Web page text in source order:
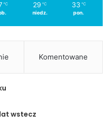
℃ 29 ℃
niedz.
33 ℃
pon.
Komentowane
wstecz